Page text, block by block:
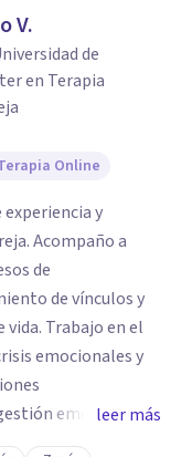
V.
de
en Terapia
Online
experiencia y
Acompaño a
de
de vínculos y
vida. Trabajo en el
emocionales y
emocional,
y
leer más